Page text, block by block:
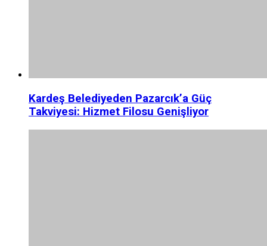
Kardeş Belediyeden Pazarcık’a Güç
Takviyesi: Hizmet Filosu Genişliyor